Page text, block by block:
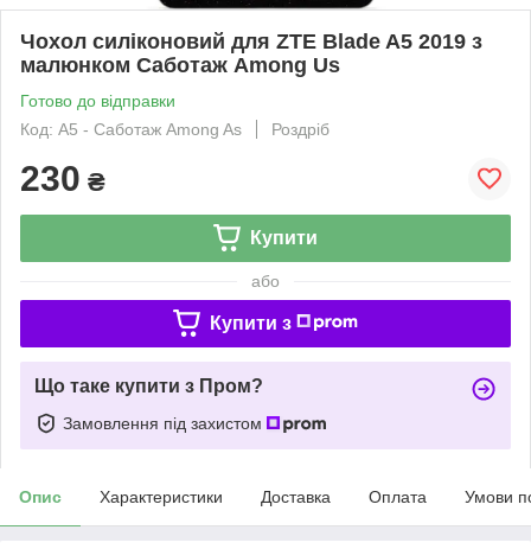
Чохол силіконовий для ZTE Blade A5 2019 з
малюнком Саботаж Among Us
Готово до відправки
Код: A5 - Саботаж Among As
Роздріб
230 ₴
Купити
або
Купити з
Що таке купити з Пром?
Замовлення під захистом
Опис Характеристики Доставка Оплата Умови